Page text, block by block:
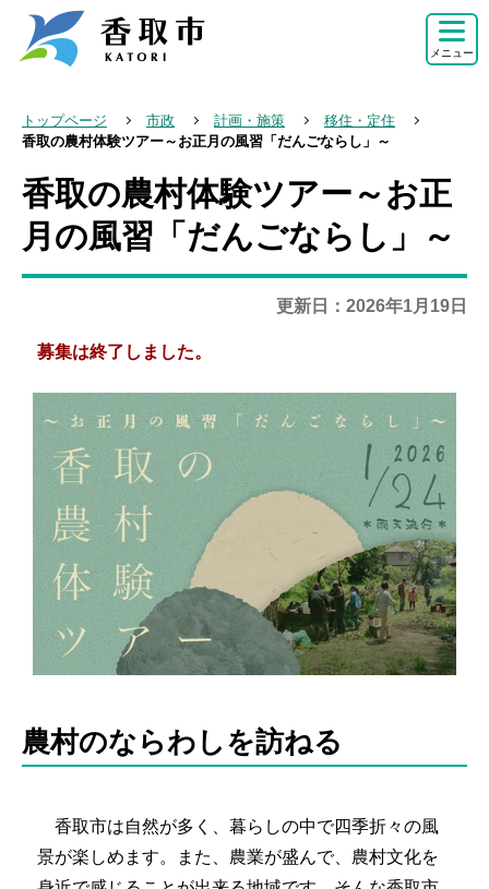
メニュー
トップページ 市政 計画・施策
移住・定住
香取の農村体験ツアー～お正月の風習「だんごならし」～
本
文
こ
こ
ら
香取の農村体験ツアー～お正
月の風習「だんごならし」～
更新日：2026年1月19日
募集は終了しました。
農村のならわしを訪ねる
香取市は自然が多く、暮らしの中で四季折々の風
景が楽しめます。また、農業が盛んで、農村文化を